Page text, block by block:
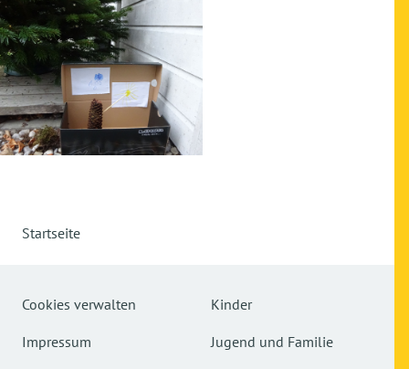
Startseite
Cookies verwalten
Impressum
Kinder
Jugend und Familie